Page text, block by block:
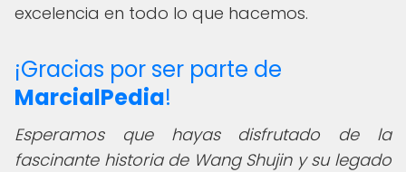
excelencia en todo lo que hacemos.
¡Gracias por ser parte de
MarcialPedia!
Esperamos que hayas disfrutado de la
fascinante historia de Wang Shujin y su legado